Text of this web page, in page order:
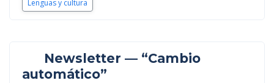
Lenguas y cultura
Newsletter — “Cambio
automático”